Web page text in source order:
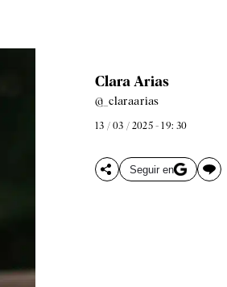
Clara Arias
@_claraarias
13 / 03 / 2025 - 19: 30
Seguir en